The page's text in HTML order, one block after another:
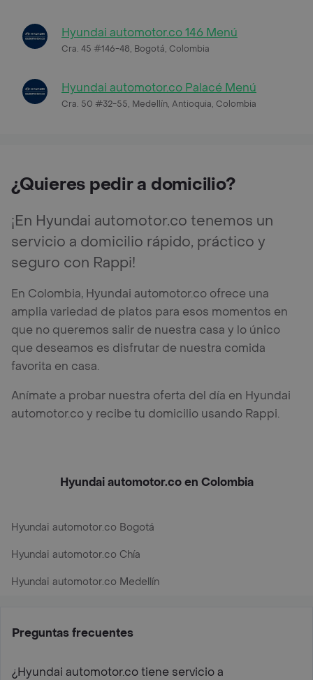
Hyundai automotor.co 146 Menú
Cra. 45 #146-48, Bogotá, Colombia
Hyundai automotor.co Palacé Menú
Cra. 50 #32-55, Medellín, Antioquia, Colombia
¿Quieres pedir a domicilio?
¡En Hyundai automotor.co tenemos un
servicio a domicilio rápido, práctico y
seguro con Rappi!
En Colombia, Hyundai automotor.co ofrece una
amplia variedad de platos para esos momentos en
que no queremos salir de nuestra casa y lo único
que deseamos es disfrutar de nuestra comida
favorita en casa.
Anímate a probar nuestra oferta del día en Hyundai
automotor.co y recibe tu domicilio usando Rappi.
Hyundai automotor.co en Colombia
Hyundai automotor.co Bogotá
Hyundai automotor.co Chía
Hyundai automotor.co Medellín
Preguntas frecuentes
¿Hyundai automotor.co tiene servicio a